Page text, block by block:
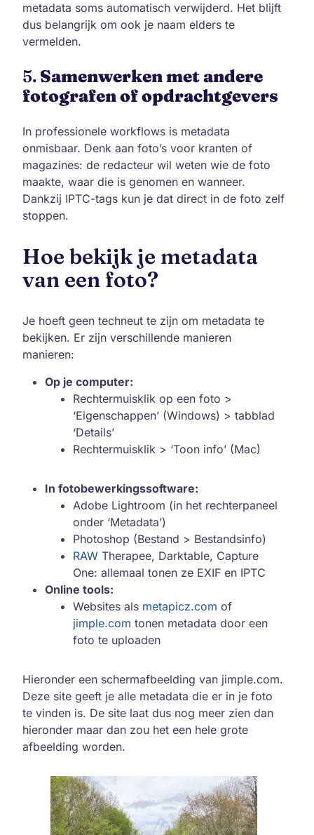
metadata soms automatisch verwijderd. Het blijft
dus belangrijk om ook je naam elders te
vermelden.
5. Samenwerken met andere
fotografen of opdrachtgevers
In professionele workflows is metadata
onmisbaar. Denk aan foto’s voor kranten of
magazines: de redacteur wil weten wie de foto
maakte, waar die is genomen en wanneer.
Dankzij IPTC-tags kun je dat direct in de foto zelf
stoppen.
Hoe bekijk je metadata
van een foto?
Je hoeft geen techneut te zijn om metadata te
bekijken. Er zijn verschillende manieren
manieren:
Op je computer:
Rechtermuisklik op een foto >
‘Eigenschappen’ (Windows) > tabblad
‘Details’
Rechtermuisklik > ‘Toon info’ (Mac)
In fotobewerkingssoftware:
Adobe Lightroom (in het rechterpaneel
onder ‘Metadata’)
Photoshop (Bestand > Bestandsinfo)
RAW Therapee, Darktable, Capture
One: allemaal tonen ze EXIF en IPTC
Online tools:
Websites als metapicz.com of
jimple.com tonen metadata door een
foto te uploaden
Hieronder een schermafbeelding van jimple.com.
Deze site geeft je alle metadata die er in je foto
te vinden is. De site laat dus nog meer zien dan
hieronder maar dan zou het een hele grote
afbeelding worden.